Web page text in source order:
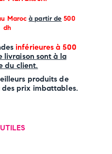
Maroc à partir de 500
dh
inférieures à 500
livraison sont à la
du client.
produits de
prix imbattables.